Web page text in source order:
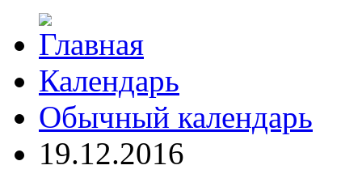
Календарь
Обычный календарь
19.12.2016